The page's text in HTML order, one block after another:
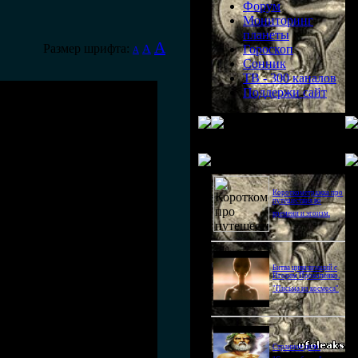
Размер шрифта: A A A
Форум
Мониторинг
планеты
Гороскоп
Сонник
ТВ - 300 каналов
Поддержи сайт
Короткометражка про
путешествия во
времени и эгоизм.
Битва цивилизаций с
Игорем Прокопенко.
"Письма из космоса"
Странное дело.